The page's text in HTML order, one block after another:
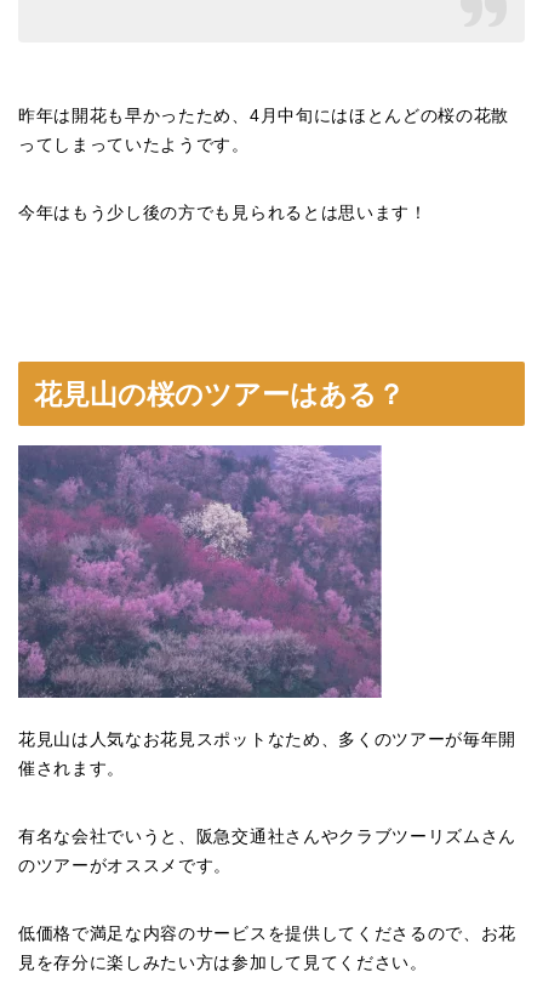
昨年は開花も早かったため、4月中旬にはほとんどの桜の花散
ってしまっていたようです。
今年はもう少し後の方でも見られるとは思います！
花見山の桜のツアーはある？
花見山は人気なお花見スポットなため、多くのツアーが毎年開
催されます。
有名な会社でいうと、阪急交通社さんやクラブツーリズムさん
のツアーがオススメです。
低価格で満足な内容のサービスを提供してくださるので、お花
見を存分に楽しみたい方は参加して見てください。